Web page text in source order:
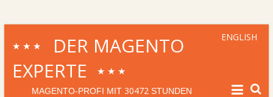
★★★
DER MAGENTO
EXPERTE
★★★
MAGENTO-PROFI MIT 30472 STUNDEN
ENGLISH